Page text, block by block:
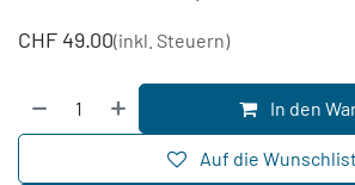
CHF 49.00(inkl. Steuern)
In den
Auf die